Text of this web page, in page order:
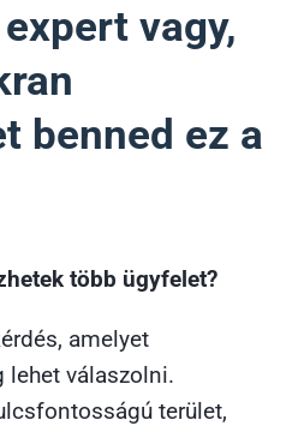
vagy,
benned ez a
több ügyfelet?
amelyet
lehet válaszolni.
terület,